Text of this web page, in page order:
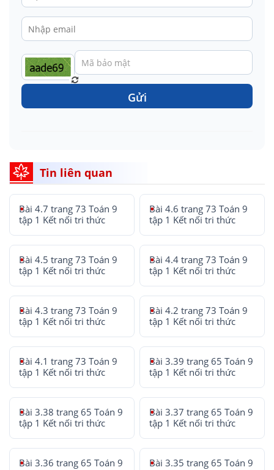
Gửi
Tin liên quan
Bài 4.7 trang 73 Toán 9
tập 1 Kết nối tri thức
Bài 4.6 trang 73 Toán 9
tập 1 Kết nối tri thức
Bài 4.5 trang 73 Toán 9
tập 1 Kết nối tri thức
Bài 4.4 trang 73 Toán 9
tập 1 Kết nối tri thức
Bài 4.3 trang 73 Toán 9
tập 1 Kết nối tri thức
Bài 4.2 trang 73 Toán 9
tập 1 Kết nối tri thức
Bài 4.1 trang 73 Toán 9
tập 1 Kết nối tri thức
Bài 3.39 trang 65 Toán 9
tập 1 Kết nối tri thức
Bài 3.38 trang 65 Toán 9
tập 1 Kết nối tri thức
Bài 3.37 trang 65 Toán 9
tập 1 Kết nối tri thức
Bài 3.36 trang 65 Toán 9
Bài 3.35 trang 65 Toán 9